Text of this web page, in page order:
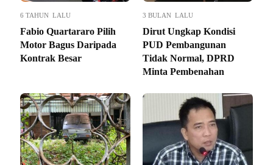
6 TAHUN LALU
Fabio Quartararo Pilih
Motor Bagus Daripada
Kontrak Besar
3 BULAN LALU
Dirut Ungkap Kondisi
PUD Pembangunan
Tidak Normal, DPRD
Minta Pembenahan